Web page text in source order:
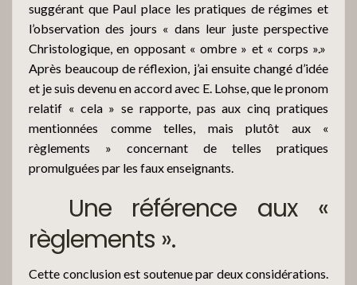
suggérant que Paul place les pratiques de régimes et
l’observation des jours « dans leur juste perspective
Christologique, en opposant « ombre » et « corps ».»
Après beaucoup de réflexion, j’ai ensuite changé d’idée
et je suis devenu en accord avec E. Lohse, que le pronom
relatif « cela » se rapporte, pas aux cinq pratiques
mentionnées comme telles, mais plutôt aux «
règlements » concernant de telles pratiques
promulguées par les faux enseignants.
Une référence aux «
règlements ».
Cette conclusion est soutenue par deux considérations.